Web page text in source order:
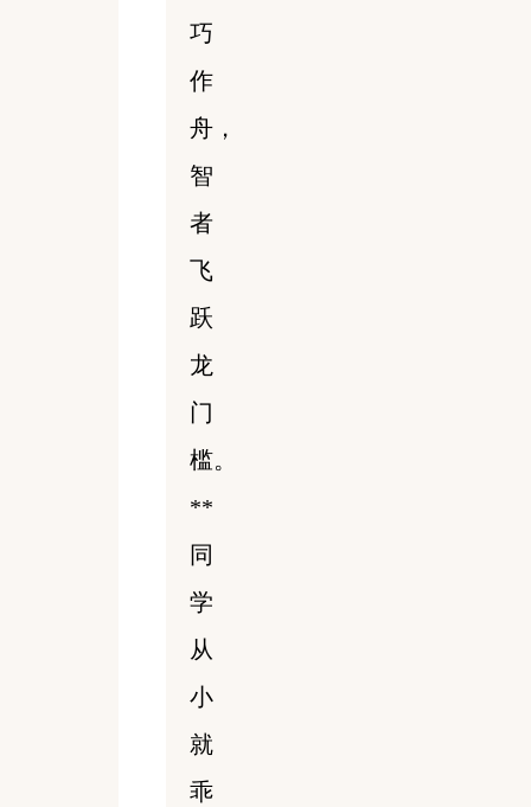
巧
作
舟，
智
者
飞
跃
龙
门
槛。
**
同
学
从
小
就
乖